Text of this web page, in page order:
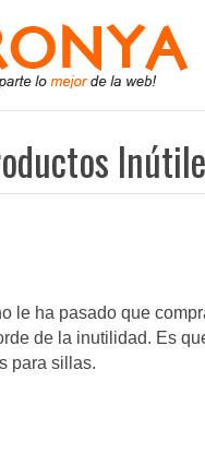
le ha pasado que
de la inutilidad. Es
para sillas.